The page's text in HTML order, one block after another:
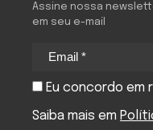
Assine nossa
em seu e-mail
Eu concordo
Saiba mais em